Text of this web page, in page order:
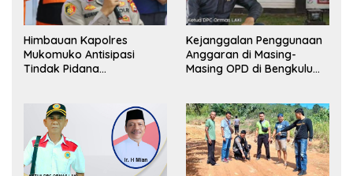
Himbauan Kapolres
Mukomuko Antisipasi
Tindak Pidana
Kejanggalan Penggunaan
Anggaran di Masing-
Masing OPD di Bengkulu